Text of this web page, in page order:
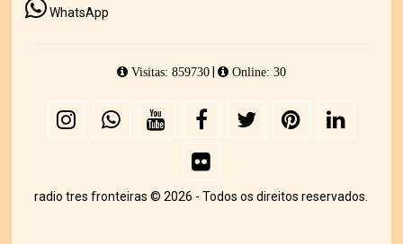
WhatsApp
Visitas: 859730| Online: 30
radio tres fronteiras © 2026 - Todos os direitos reservados.